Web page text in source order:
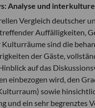
Analyse und
Vergleich deutscher
Auffälligkeiten,
sind die
der Gäste,
auf das
einbezogen wird, den
sowie
und ein sehr begrenztes